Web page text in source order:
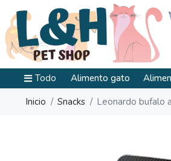
Todo Alimento gato
Inicio
Snacks Leonardo bufalo